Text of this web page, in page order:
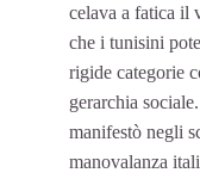
celava a fatica il
che i tunisini
rigide categorie
gerarchia
manifestò negli
manovalanza